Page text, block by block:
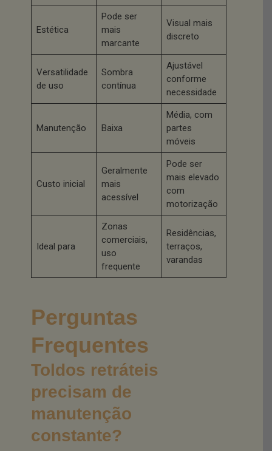
Estética
Pode ser
mais
marcante
Visual mais
discreto
Versatilidade
de uso
Sombra
contínua
Ajustável
conforme
necessidade
Manutenção Baixa
Média, com
partes
móveis
Custo inicial
Geralmente
mais
acessível
Pode ser
mais elevado
com
motorização
Ideal para
Zonas
comerciais,
uso
frequente
Residências,
terraços,
varandas
Perguntas
Frequentes
Toldos retráteis
precisam de
manutenção
constante?